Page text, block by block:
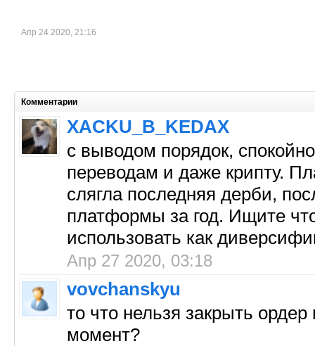
Апр 24 2020, 21:16
Комментарии
XACKU_B_KEDAX
с выводом порядок,
переводам и даже крипту.
слягла последняя дерби,
платформы за год. Ищите
использовать как
Апр 27 2020, 03:18
vovchanskyu
то что нельзя закрыть
момент?